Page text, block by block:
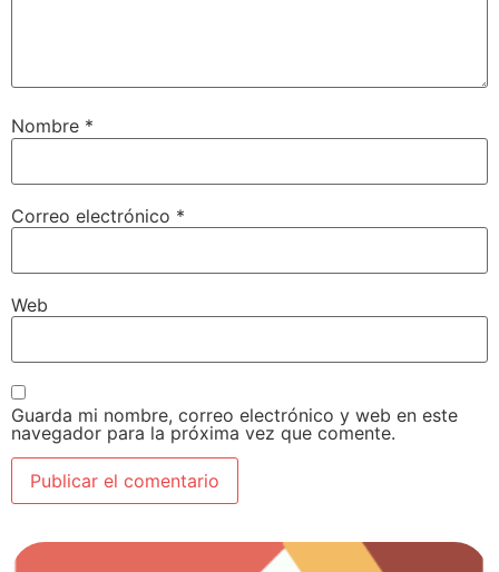
Nombre *
Correo electrónico *
Web
Guarda mi nombre, correo electrónico y web en este
navegador para la próxima vez que comente.